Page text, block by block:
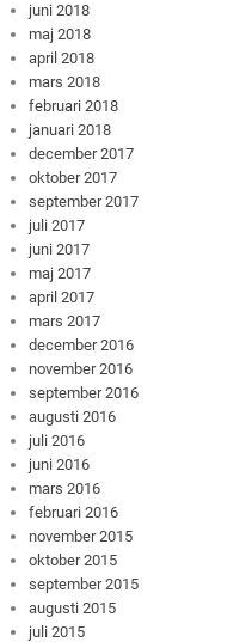
juni 2018
maj 2018
april 2018
mars 2018
februari 2018
januari 2018
december 2017
oktober 2017
september 2017
juli 2017
juni 2017
maj 2017
april 2017
mars 2017
december 2016
november 2016
september 2016
augusti 2016
juli 2016
juni 2016
mars 2016
februari 2016
november 2015
oktober 2015
september 2015
augusti 2015
juli 2015